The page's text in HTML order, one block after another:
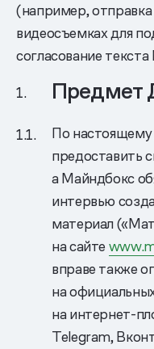
(например,
видеосъемках для
согласование
Предмет
По настоящему
предоставить
а Майндбокс
интервью
материал
на сайте
вправе также
на
на интернет-
Telegram,